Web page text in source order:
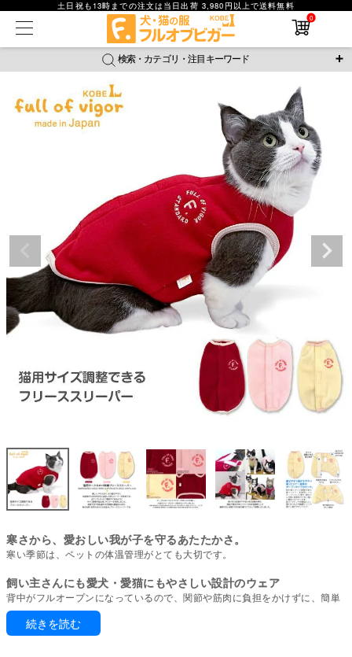
土日祝も13時までの注文は当日出荷 3,980円以上で送料無料
0
検索・カテゴリ・注目キーワード
ジャージ 防蚊 撥水レイン ラッシュガード
背中開きアイテム
新作アイテム
返品・交換について ご利用ガイド
詳細検索
在庫なし商品
在庫なし商品を表示しない
価格が安い順
価格が高い順
レビュー数順
寒さから、愛おしい我が子を守るあたたかさ。
寒い季節は、ペットの体温管理がとても大切です。
飼い主さんにも愛犬・愛猫にもやさしい設計のウェア
背中がフルオープンになっているので、関節や筋肉に負担をかけずに、簡単
に着せたり脱がせたりできます。 シニアや療養中のケアに適しており、頭を
通すのが苦手な子にもストレスなく使えるのが魅力。また、パピーの初めて
の服としても気軽に取り入れやすい一着です。
続きを読む